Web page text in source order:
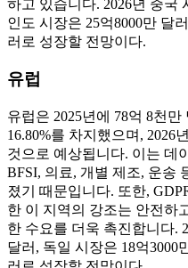
하고 있습니다. 2026년 중국
인도 시장은 25억8000만 달
러로 성장할 전망이다.
유럽
유럽은 2025년에 78억 8천
16.80%를 차지했으며, 2026
것으로 예상됩니다. 이는 데
BFSI, 의료, 개별 제조, 운송
졌기 때문입니다. 또한,
한 이 지역의 강조는 안전하
한 수요를 더욱 촉진합니다.
달러, 독일 시장은 18억3000